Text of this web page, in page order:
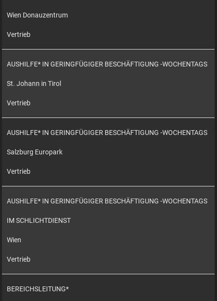
Wien Donauzentrum
Vertrieb
AUSHILFE* IN GERINGFÜGIGER BESCHÄFTIGUNG -WOCHENTAGS
St. Johann in Tirol
Vertrieb
AUSHILFE* IN GERINGFÜGIGER BESCHÄFTIGUNG -WOCHENTAGS
Salzburg Europark
Vertrieb
AUSHILFE* IN GERINGFÜGIGER BESCHÄFTIGUNG -WOCHENTAGS
IM SCHLICHTDIENST
Wien
Vertrieb
BEREICHSLEITUNG*